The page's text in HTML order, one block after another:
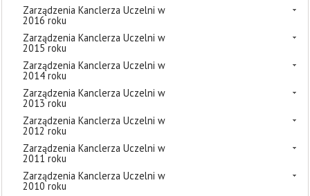
Zarządzenia Kanclerza Uczelni w
2016 roku
Zarządzenia Kanclerza Uczelni w
2015 roku
Zarządzenia Kanclerza Uczelni w
2014 roku
Zarządzenia Kanclerza Uczelni w
2013 roku
Zarządzenia Kanclerza Uczelni w
2012 roku
Zarządzenia Kanclerza Uczelni w
2011 roku
Zarządzenia Kanclerza Uczelni w
2010 roku